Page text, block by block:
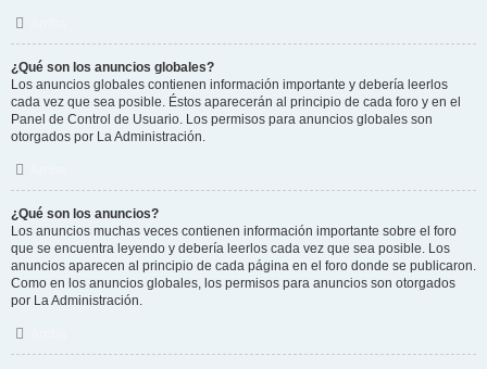
¿Qué son los anuncios globales?
Los anuncios globales contienen información importante y debería leerlos
cada vez que sea posible. Éstos aparecerán al principio de cada foro y en el
Panel de Control de Usuario. Los permisos para anuncios globales son
otorgados por La Administración.
¿Qué son los anuncios?
Los anuncios muchas veces contienen información importante sobre el foro
que se encuentra leyendo y debería leerlos cada vez que sea posible. Los
anuncios aparecen al principio de cada página en el foro donde se publicaron.
Como en los anuncios globales, los permisos para anuncios son otorgados
por La Administración.